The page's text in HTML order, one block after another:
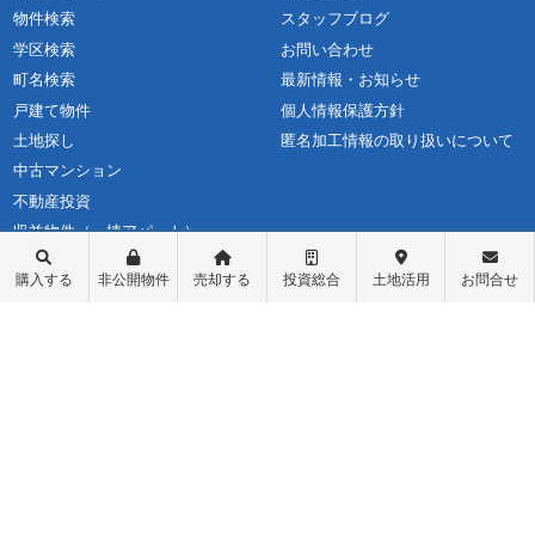
物件検索
学区検索
町名検索
戸建て物件
土地探し
中古マンション
不動産投資
収益物件（一棟アパート）
収益物件（オーナーチェンジ）
先行物件配信登録
スタッフブログ
お問い合わせ
最新情報・お知らせ
個人情報保護方針
匿名加工情報の取り扱いについて
購入する 非公開物件 売却する 投資総合 土地活用 お問合せ